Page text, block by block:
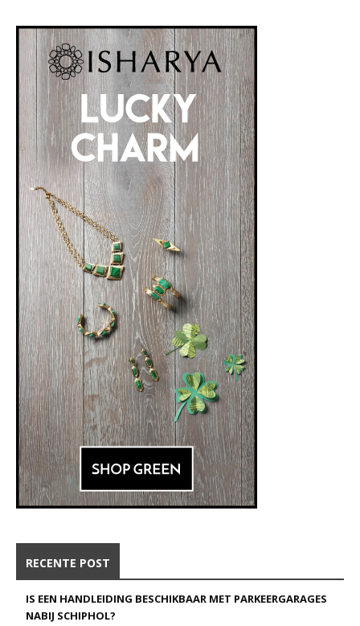
RECENTE POST
IS EEN HANDLEIDING BESCHIKBAAR MET PARKEERGARAGES
NABIJ SCHIPHOL?